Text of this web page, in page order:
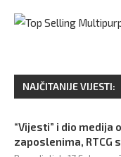
NAJČITANIJE VIJESTI:
“Vijesti” i dio medija
zaposlenima, RTCG